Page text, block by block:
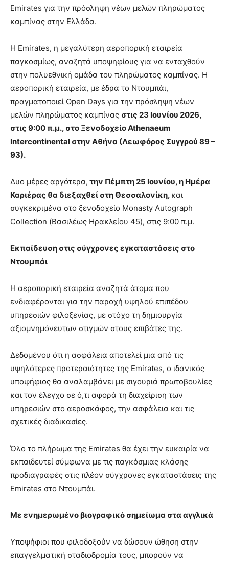
Emirates για την πρόσληψη νέων μελών πληρώματος
καμπίνας στην Ελλάδα.
Η Emirates, η μεγαλύτερη αεροπορική εταιρεία
παγκοσμίως, αναζητά υποψηφίους για να ενταχθούν
στην πολυεθνική ομάδα του πληρώματος καμπίνας. Η
αεροπορική εταιρεία, με έδρα το Ντουμπάι,
πραγματοποιεί Open Days για την πρόσληψη νέων
μελών πληρώματος καμπίνας στις 23 Ιουνίου 2026,
στις 9:00 π.μ., στο Ξενοδοχείο Athenaeum
Intercontinental στην Αθήνα (Λεωφόρος Συγγρού 89 –
93).
Δυο μέρες αργότερα, την Πέμπτη 25 Ιουνίου, η Ημέρα
Καριέρας θα διεξαχθεί στη Θεσσαλονίκη, και
συγκεκριμένα στο ξενοδοχείο Monasty Autograph
Collection (Βασιλέως Ηρακλείου 45), στις 9:00 π.μ.
Εκπαίδευση στις σύγχρονες εγκαταστάσεις στο
Ντουμπάι
Η αεροπορική εταιρεία αναζητά άτομα που
ενδιαφέρονται για την παροχή υψηλού επιπέδου
υπηρεσιών φιλοξενίας, με στόχο τη δημιουργία
αξιομνημόνευτων στιγμών στους επιβάτες της.
Δεδομένου ότι η ασφάλεια αποτελεί μια από τις
υψηλότερες προτεραιότητες της Emirates, ο ιδανικός
υποψήφιος θα αναλαμβάνει με σιγουριά πρωτοβουλίες
και τον έλεγχο σε ό,τι αφορά τη διαχείριση των
υπηρεσιών στο αεροσκάφος, την ασφάλεια και τις
σχετικές διαδικασίες.
Όλο το πλήρωμα της Emirates θα έχει την ευκαιρία να
εκπαιδευτεί σύμφωνα με τις παγκόσμιας κλάσης
προδιαγραφές στις πλέον σύγχρονες εγκαταστάσεις της
Emirates στο Ντουμπάι.
Με ενημερωμένο βιογραφικό σημείωμα στα αγγλικά
Υποψήφιοι που φιλοδοξούν να δώσουν ώθηση στην
επαγγελματική σταδιοδρομία τους, μπορούν να